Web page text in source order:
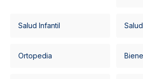
Salud Infantil
Ortopedia